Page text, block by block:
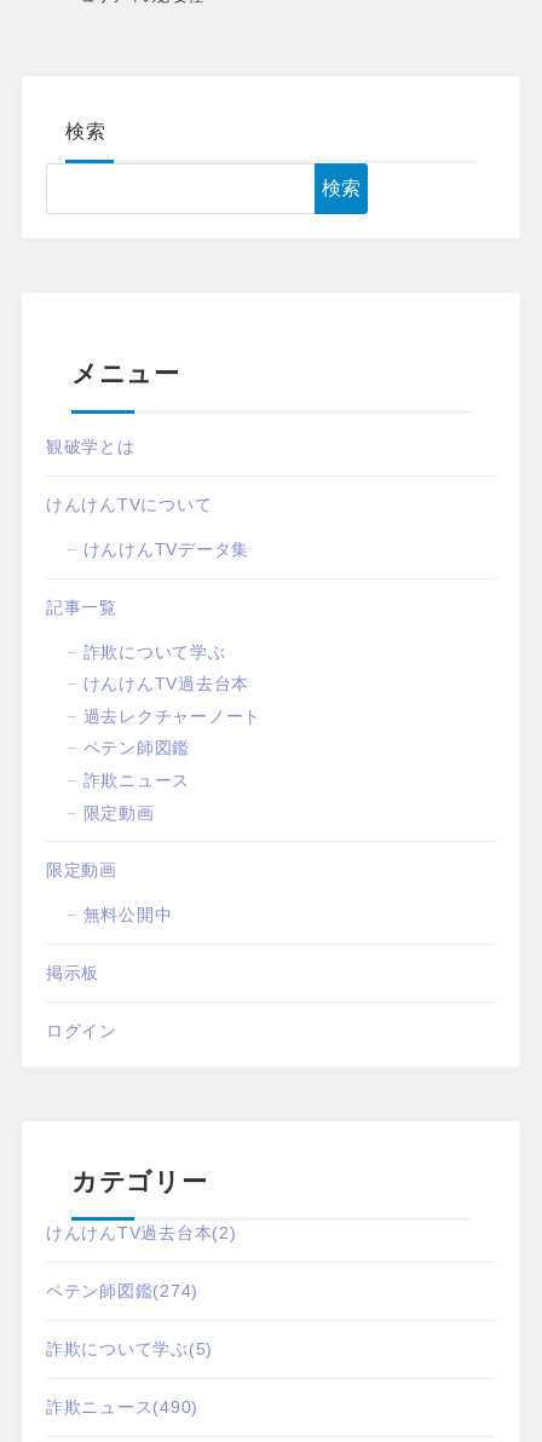
検索
検索
メニュー
観破学とは
けんけんTVについて
けんけんTVデータ集
記事一覧
詐欺について学ぶ
けんけんTV過去台本
過去レクチャーノート
ペテン師図鑑
詐欺ニュース
限定動画
限定動画
無料公開中
掲示板
ログイン
カテゴリー
けんけんTV過去台本(2)
ペテン師図鑑(274)
詐欺について学ぶ(5)
詐欺ニュース(490)